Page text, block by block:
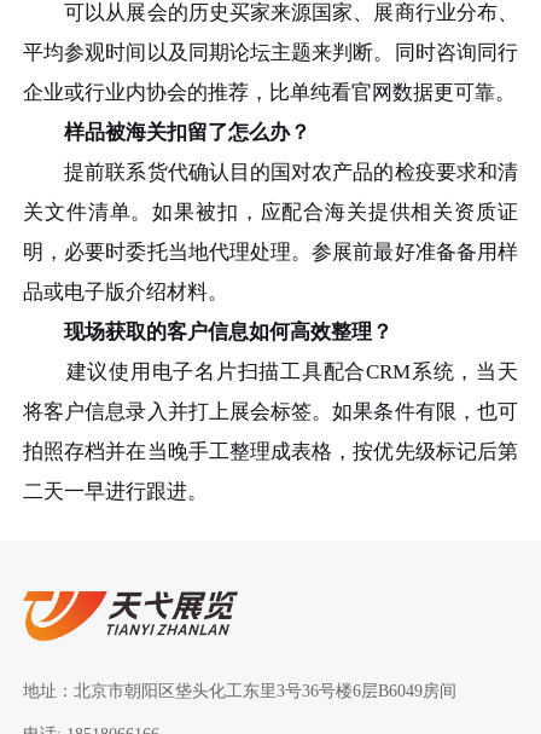
可以从展会的历史买家来源国家、展商行业分布、
平均参观时间以及同期论坛主题来判断。同时咨询同行
企业或行业内协会的推荐，比单纯看官网数据更可靠。
样品被海关扣留了怎么办？
提前联系货代确认目的国对农产品的检疫要求和清
关文件清单。如果被扣，应配合海关提供相关资质证
明，必要时委托当地代理处理。参展前最好准备备用样
品或电子版介绍材料。
现场获取的客户信息如何高效整理？
建议使用电子名片扫描工具配合CRM系统，当天
将客户信息录入并打上展会标签。如果条件有限，也可
拍照存档并在当晚手工整理成表格，按优先级标记后第
二天一早进行跟进。
地址：北京市朝阳区垡头化工东里3号36号楼6层B6049房间